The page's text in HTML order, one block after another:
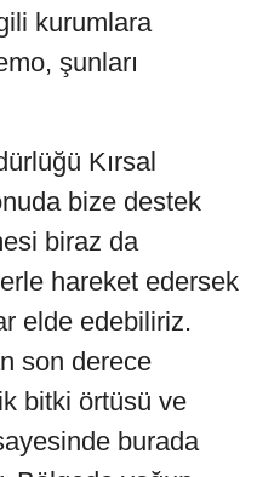
kurumlara
şunları
Kırsal
bize destek
biraz da
hareket edersek
elde edebiliriz.
son derece
bitki örtüsü ve
burada